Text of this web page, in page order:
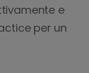
e
per un